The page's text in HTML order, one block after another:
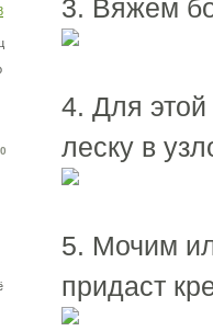
3. Вяжем
4. Для
леску в
5. Мочим
придаст